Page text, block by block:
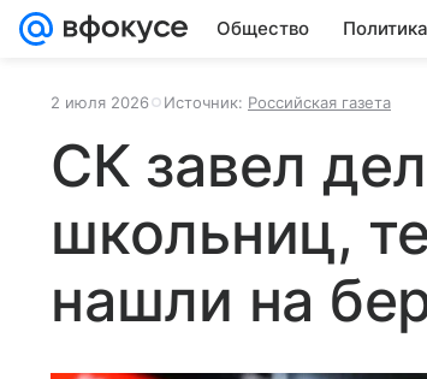
Общество Политика
2 июля 2026 Источник: Российская газета
СК завел
школьниц,
нашли на